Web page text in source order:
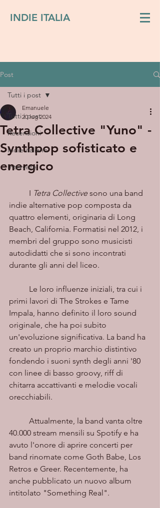
INDIE ITALIA
Post
Tutti i post
Recensioni
Indie italiano
Interviste
Tutti i post
Tetra Collective "Yuno" -
Synthpop sofisticato e
energico
Emanuele
20 lug 2024
	I
Tetra Collective sono una band
indie alternative pop composta da
quattro elementi, originaria di Long
Beach, California. Formatisi nel 2012, i
membri del gruppo sono musicisti
autodidatti che si sono incontrati
durante gli anni del liceo.
primi lavori di The Strokes e Tame
Impala, hanno definito il loro sound
originale, che ha poi subito
un'evoluzione significativa. La band ha
creato un proprio marchio distintivo
fondendo i suoni synth degli anni '80
con linee di basso groovy, riff di
chitarra accattivanti e melodie vocali
orecchiabili.
40.000 stream mensili su Spotify e ha
avuto l'onore di aprire concerti per
band rinomate come Goth Babe, Los
Retros e Greer. Recentemente, ha
anche pubblicato un nuovo album
intitolato "Something Real".